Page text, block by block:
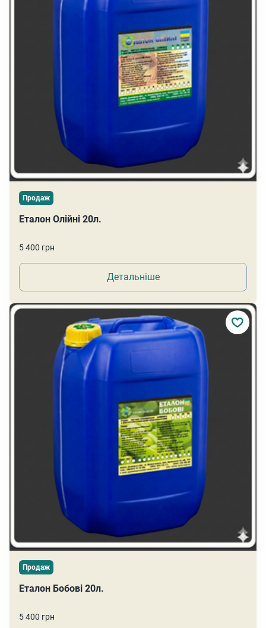
Продаж
Еталон Олійні 20л.
5 400 грн
Детальніше
Продаж
Еталон Бобові 20л.
5 400 грн